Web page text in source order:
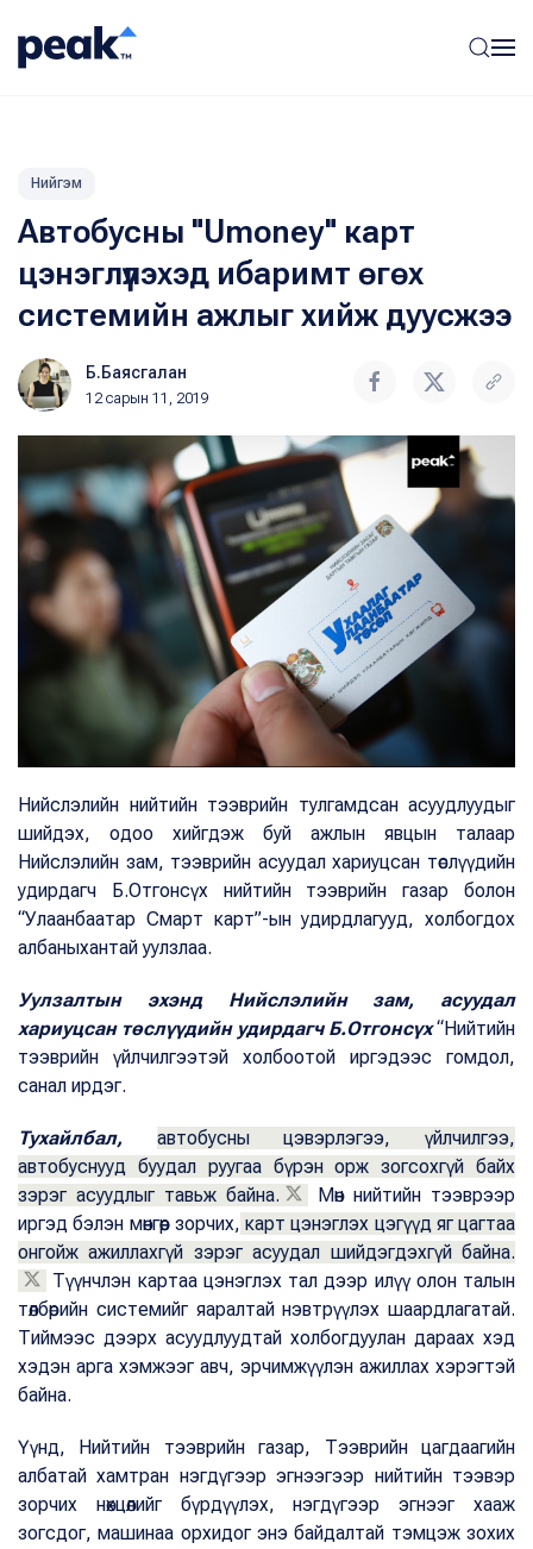
Нийгэм
Автобусны "Umoney" карт
цэнэглүүлэхэд ибаримт өгөх
системийн ажлыг хийж дуусжээ
Б.Баясгалан
12 сарын 11, 2019
Нийслэлийн нийтийн тээврийн тулгамдсан асуудлуудыг
шийдэх, одоо хийгдэж буй ажлын явцын талаар
Нийслэлийн зам, тээврийн асуудал хариуцсан төслүүдийн
удирдагч Б.Отгонсүх нийтийн тээврийн газар болон
“Улаанбаатар Смарт карт”-ын удирдлагууд, холбогдох
албаныхантай уулзлаа.
Уулзалтын эхэнд Нийслэлийн зам, асуудал
хариуцсан төслүүдийн удирдагч Б.Отгонсүх“Нийтийн
тээврийн үйлчилгээтэй холбоотой иргэдээс гомдол,
санал ирдэг.
Тухайлбал, автобусны цэвэрлэгээ, үйлчилгээ,
автобуснууд буудал руугаа бүрэн орж зогсохгүй байх
зэрэг асуудлыг тавьж байна.
Мөн нийтийн тээврээр
иргэд бэлэн мөнгөөр зорчих, карт цэнэглэх цэгүүд яг цагтаа
онгойж ажиллахгүй зэрэг асуудал шийдэгдэхгүй байна.
Түүнчлэн картаа цэнэглэх тал дээр илүү олон талын
төлбөрийн системийг яаралтай нэвтрүүлэх шаардлагатай.
Тиймээс дээрх асуудлуудтай холбогдуулан дараах хэд
хэдэн арга хэмжээг авч, эрчимжүүлэн ажиллах хэрэгтэй
байна.
Үүнд, Нийтийн тээврийн газар, Тээврийн цагдаагийн
албатай хамтран нэгдүгээр эгнээгээр нийтийн тээвэр
зорчих нөхцөлийг бүрдүүлэх, нэгдүгээр эгнээг хааж
зогсдог, машинаа орхидог энэ байдалтай тэмцэж зохих